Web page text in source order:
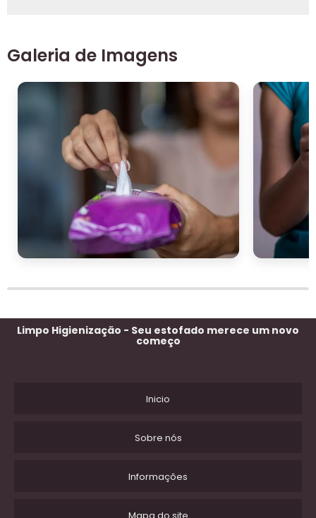
Galeria de Imagens
Limpo Higienização - Seu estofado merece um novo
começo
Inicio
Sobre nós
Informações
Mapa do site